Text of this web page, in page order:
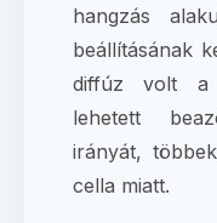
hangzás
beállításának
diffúz volt a
lehetett
irányát,
cella miatt.